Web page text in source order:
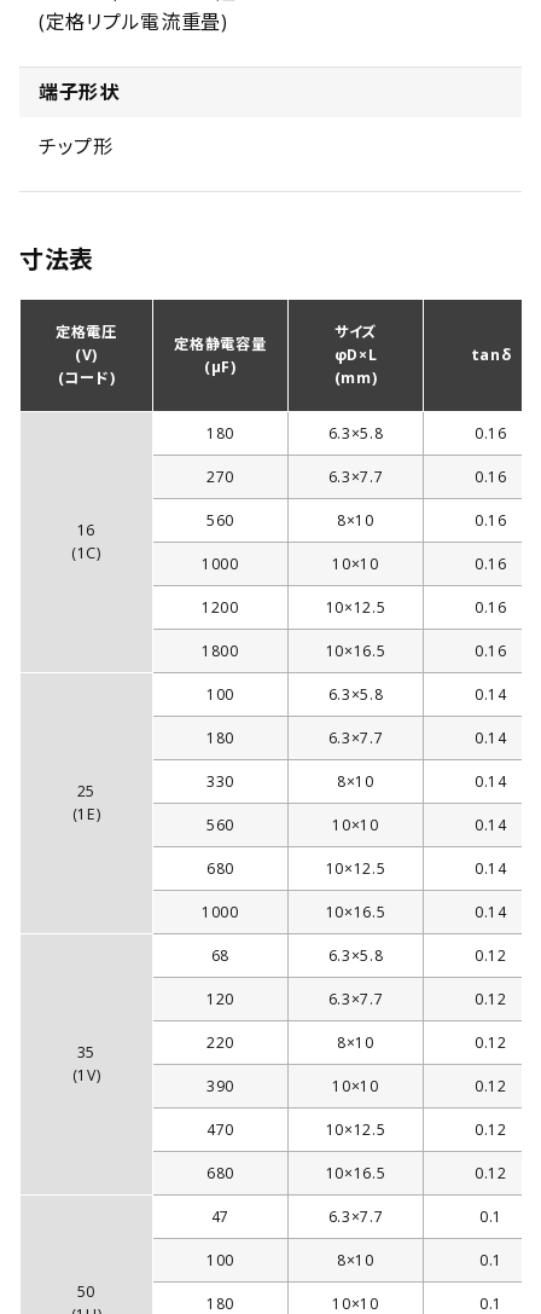
(定格リプル電流重畳)
端子形状
チップ形
寸法表
定格電圧
(V)
(コード)
定格静電容量
(µF)
サイズ
φD×L
(mm)
tanδ
16
(1C)
180 6.3×5.8 0.16
270 6.3×7.7 0.16
560 8×10 0.16
1000 10×10 0.16
1200 10×12.5 0.16
1800 10×16.5 0.16
25
(1E)
100 6.3×5.8 0.14
180 6.3×7.7 0.14
330 8×10 0.14
560 10×10 0.14
680 10×12.5 0.14
1000 10×16.5 0.14
35
(1V)
68 6.3×5.8 0.12
120 6.3×7.7 0.12
220 8×10 0.12
390 10×10 0.12
470 10×12.5 0.12
680 10×16.5 0.12
50
47 6.3×7.7 0.1
100 8×10 0.1
180 10×10 0.1